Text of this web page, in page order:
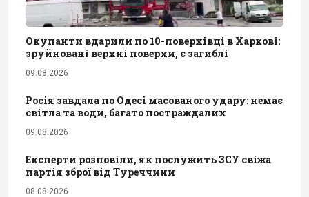
Окупанти вдарили по 10-поверхівці в Харкові:
зруйновані верхні поверхи, є загиблі
09.08.2026
Росія завдала по Одесі масованого удару: немає
світла та води, багато постраждалих
09.08.2026
Експерти розповіли, як послужить ЗСУ свіжа
партія зброї від Туреччини
08.08.2026